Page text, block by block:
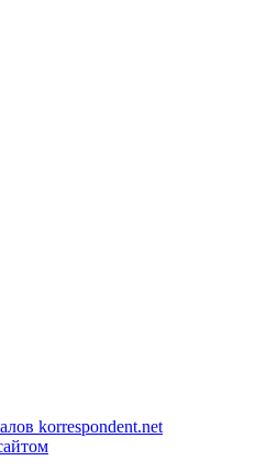
korrespondent.net